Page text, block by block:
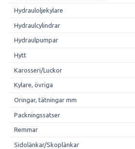
Hydrauloljekylare
Hydraulcylindrar
Hydraulpumpar
Hytt
Karosseri/Luckor
Kylare, övriga
Oringar, tätningar mm
Packningssatser
Remmar
Sidolänkar/Skoplänkar